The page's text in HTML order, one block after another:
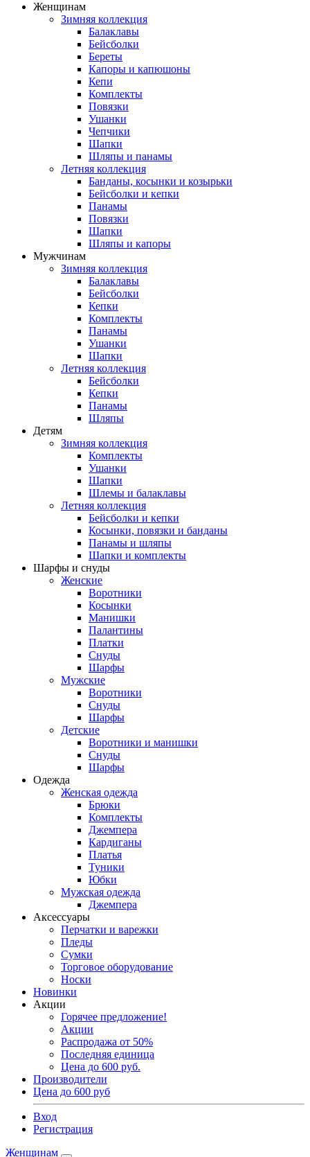
Женщинам
Зимняя коллекция
Балаклавы
Бейсболки
Береты
Капоры и капюшоны
Кепи
Комплекты
Повязки
Ушанки
Чепчики
Шапки
Шляпы и панамы
Летняя коллекция
Банданы, косынки и козырьки
Бейсболки и кепки
Панамы
Повязки
Шапки
Шляпы и капоры
Мужчинам
Зимняя коллекция
Балаклавы
Бейсболки
Кепки
Комплекты
Панамы
Ушанки
Шапки
Летняя коллекция
Бейсболки
Кепки
Панамы
Шляпы
Детям
Зимняя коллекция
Комплекты
Ушанки
Шапки
Шлемы и балаклавы
Летняя коллекция
Бейсболки и кепки
Косынки, повязки и банданы
Панамы и шляпы
Шапки и комплекты
Шарфы и снуды
Женские
Воротники
Косынки
Манишки
Палантины
Платки
Снуды
Шарфы
Мужские
Воротники
Снуды
Шарфы
Детские
Воротники и манишки
Снуды
Шарфы
Одежда
Женская одежда
Брюки
Комплекты
Джемпера
Кардиганы
Платья
Туники
Юбки
Мужская одежда
Джемпера
Аксессуары
Перчатки и варежки
Пледы
Сумки
Торговое оборудование
Носки
Новинки
Акции
Горячее предложение!
Акции
Распродажа от 50%
Последняя единица
Цена до 600 руб.
Производители
Цена до 600 руб
Вход
Регистрация
Женщинам